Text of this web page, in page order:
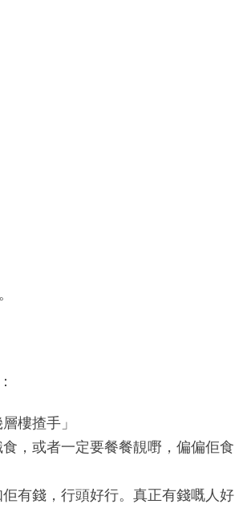
樓揸手」
，或者一定要餐餐靚嘢，偏偏佢食
有錢，行頭好行。真正有錢嘅人好